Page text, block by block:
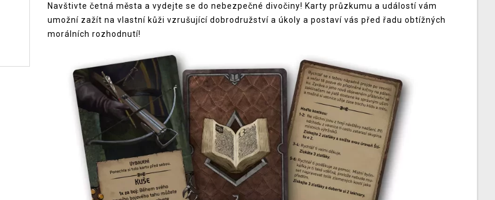
Navštivte četná města a vydejte se do nebezpečné divočiny! Karty průzkumu a událostí vám
umožní zažít na vlastní kůži vzrušující dobrodružství a úkoly a postaví vás před řadu obtížných
morálních rozhodnutí!